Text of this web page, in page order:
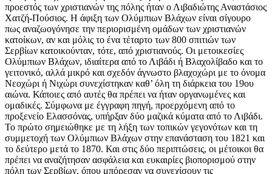
προεστός των χριστιανών της πόλης ήταν ο Λιβαδιώτης Αναστάσιος
Χατζή-Πούσιος. Η άφιξη των Ολύμπιων Βλάχων είναι σίγουρο
πως αναζωογόνησε την περιορισμένη ομάδων των χριστιανών
κατοίκων, αν και μόλις το ένα τέταρτο των 800 σπιτιών των
Σερβίων κατοικούνταν, τότε, από χριστιανούς. Οι μετοικεσίες
Ολύμπιων Βλάχων, ιδιαίτερα από το Λιβάδι ή Βλαχολίβαδο και το
γειτονικό, αλλά μικρό και σχεδόν άγνωστο βλαχοχώρι με το όνομα
Νεοχώρι ή Νιχώρι συνεχίστηκαν καθ’ όλη τη διάρκεια του 19ου
αιώνα. Κάποιες από αυτές θα πρέπει να ήταν οργανωμένες και
ομαδικές. Σύμφωνα με έγγραφη πηγή, προερχόμενη από το
προξενείο Ελασσόνας, υπήρξαν δύο μαζικά κύματα από το Λιβάδι.
Το πρώτο σημειώθηκε με τη λήξη των τοπικών γεγονότων και τη
συμμετοχή των Ολύμπιων Βλάχων στην επανάσταση του 1821 και
το δεύτερο μετά το 1870. Και στις δύο περιπτώσεις, οι μέτοικοι θα
πρέπει να αναζήτησαν ασφάλεια και ευκαιρίες βιοπορισμού στην
πόλη των Σερβίων, όπου μπόρεσαν να συνεχίσουν τις